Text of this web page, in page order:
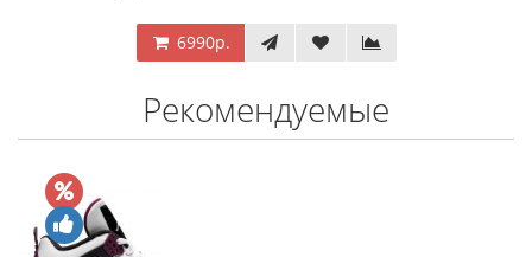
6990р.
Рекомендуемые